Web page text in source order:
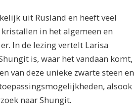
uit Rusland en heeft veel
in het algemeen en
In de lezing vertelt Larisa
is, waar het vandaan komt,
van deze unieke zwarte steen en
alsook
naar Shungit.